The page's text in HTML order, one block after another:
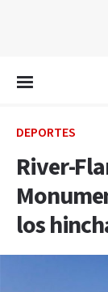
DEPORTES
River-
los